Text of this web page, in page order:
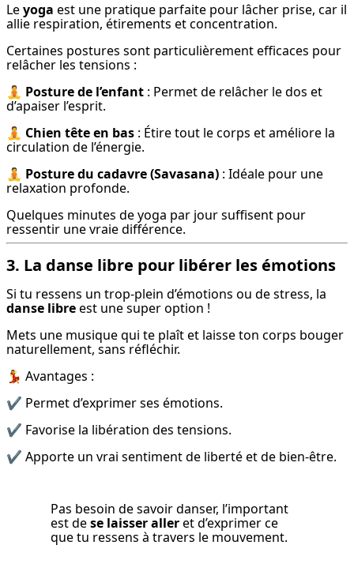
Le yoga est une pratique parfaite pour lâcher prise, car il
allie respiration, étirements et concentration.
Certaines postures sont particulièrement efficaces pour
relâcher les tensions :
🧘 Posture de l’enfant : Permet de relâcher le dos et
d’apaiser l’esprit.
🧘 Chien tête en bas : Étire tout le corps et améliore la
circulation de l’énergie.
🧘 Posture du cadavre (Savasana) : Idéale pour une
relaxation profonde.
Quelques minutes de yoga par jour suffisent pour
ressentir une vraie différence.
3. La danse libre pour libérer les émotions
danse libre est une super option !
Mets une musique qui te plaît et laisse ton corps bouger
naturellement, sans réfléchir.
💃 Avantages :
✔ Permet d’exprimer ses émotions.
✔ Favorise la libération des tensions.
✔ Apporte un vrai sentiment de liberté et de bien-être.
Pas besoin de savoir danser, l’important
est de se laisser aller et d’exprimer ce
que tu ressens à travers le mouvement.